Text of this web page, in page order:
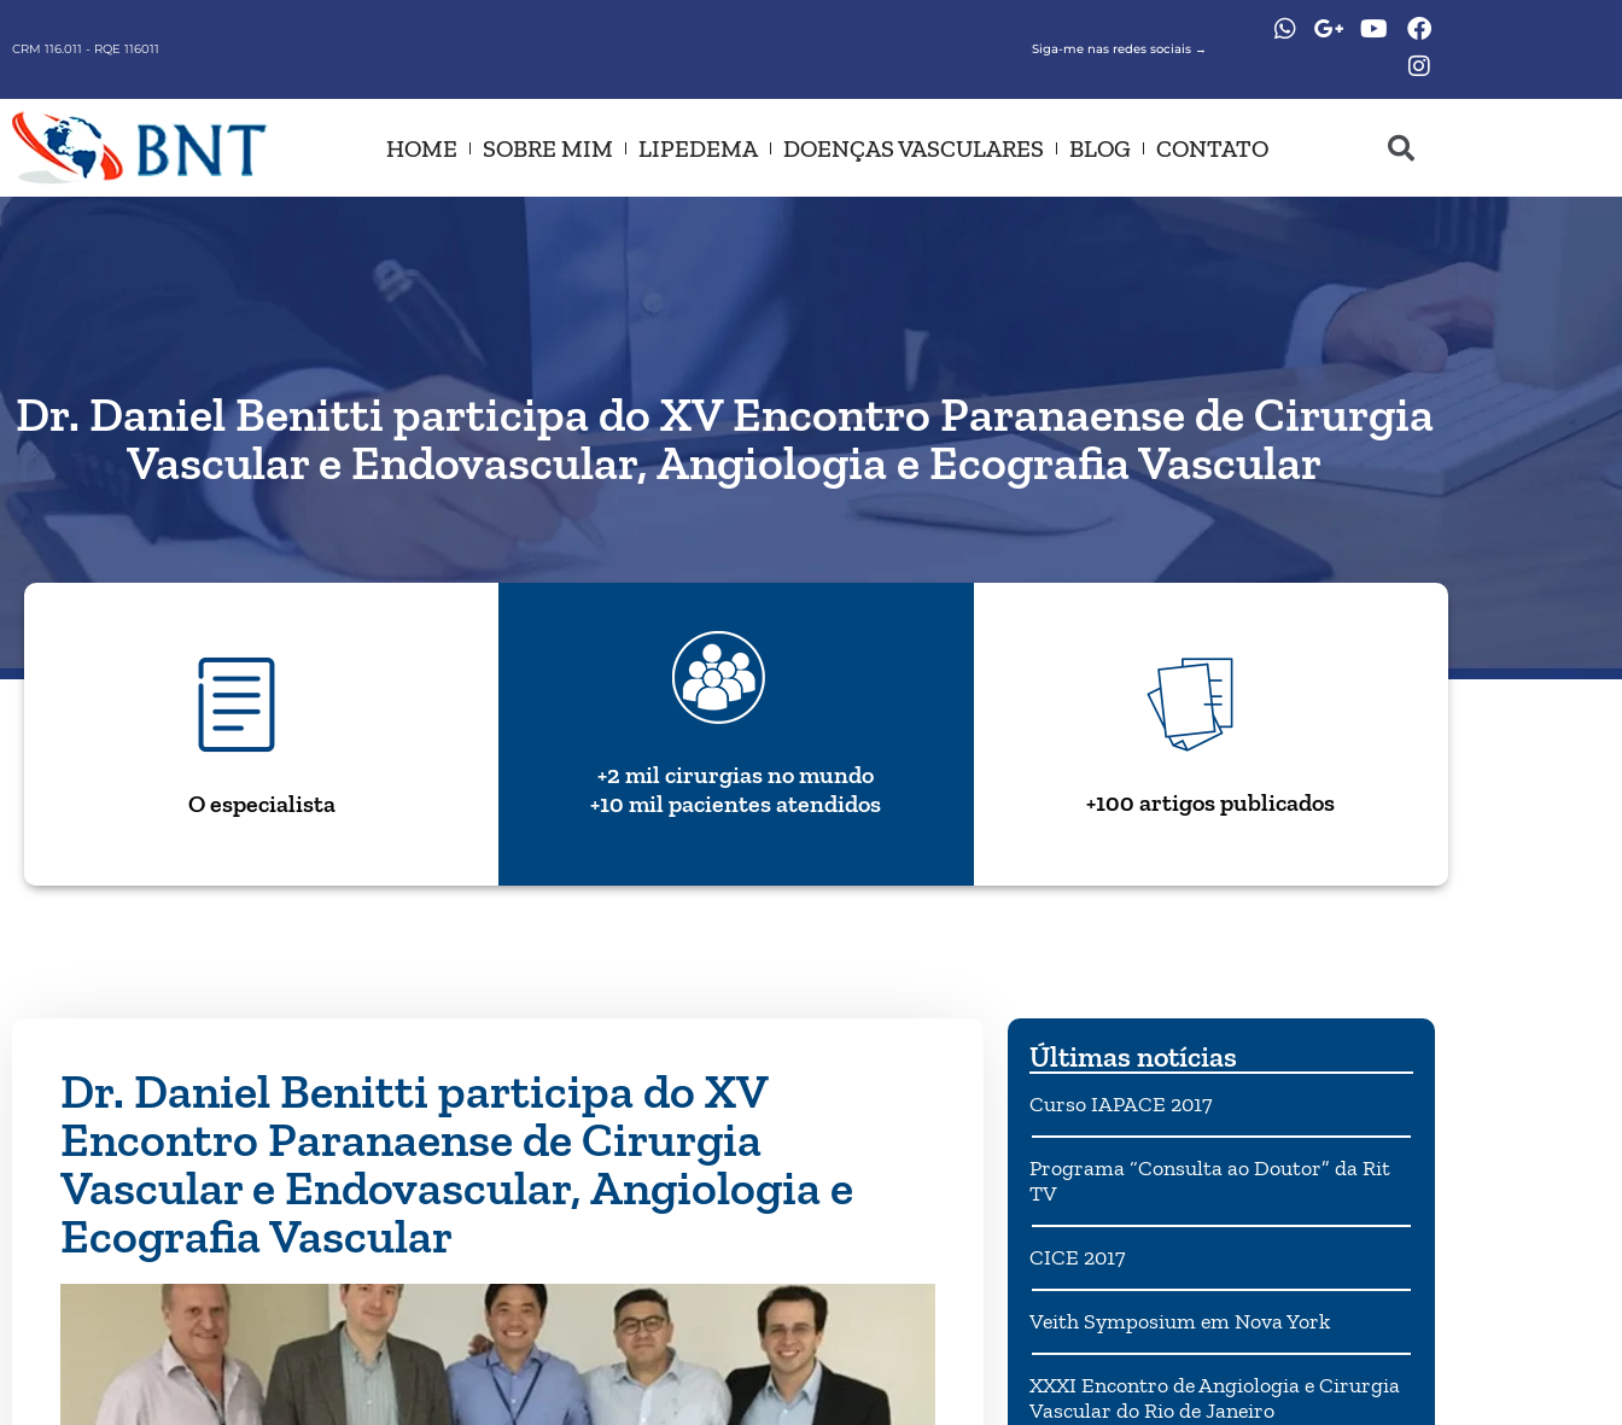
CRM 116.011 - RQE 116011 Siga-me nas redes sociais →
HOME SOBRE MIM LIPEDEMA DOENÇAS VASCULARES BLOG CONTATO
Dr. Daniel Benitti participa do XV Encontro Paranaense de Cirurgia
Vascular e Endovascular, Angiologia e Ecografia Vascular
O especialista
+2 mil cirurgias no mundo
+10 mil pacientes atendidos
+100 artigos publicados
Dr. Daniel Benitti participa do XV
Encontro Paranaense de Cirurgia
Vascular e Endovascular, Angiologia e
Ecografia Vascular
Últimas notícias
Curso IAPACE 2017
Programa “Consulta ao Doutor” da Rit
TV
CICE 2017
Veith Symposium em Nova York
XXXI Encontro de Angiologia e Cirurgia
Vascular do Rio de Janeiro